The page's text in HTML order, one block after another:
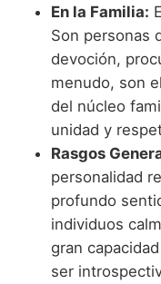
En la Familia:
Son personas
devoción,
menudo, son
del núcleo
unidad y
Rasgos
personalidad
profundo
individuos
gran
ser